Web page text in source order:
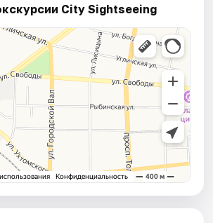
City Sightseeing